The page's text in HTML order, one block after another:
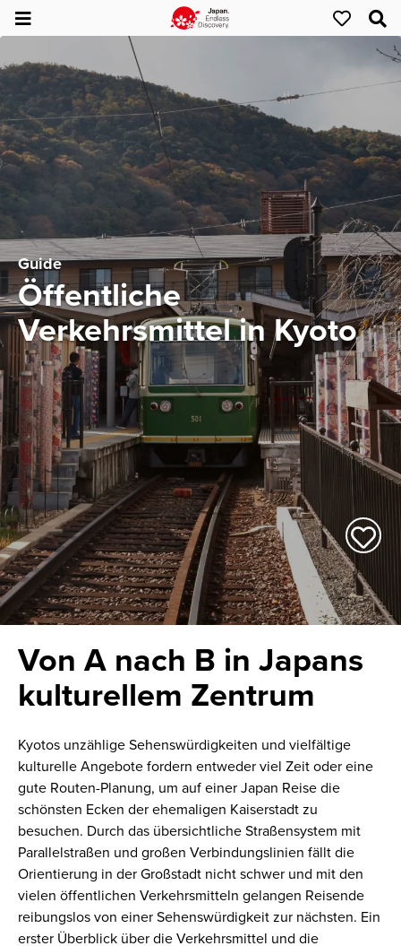
Guide
Öffentliche
Verkehrsmittel in Kyoto
Von A nach B in Japans
kulturellem Zentrum
Kyotos unzählige Sehenswürdigkeiten und vielfältige
kulturelle Angebote fordern entweder viel Zeit oder eine
gute Routen-Planung, um auf einer Japan Reise die
schönsten Ecken der ehemaligen Kaiserstadt zu
besuchen. Durch das übersichtliche Straßensystem mit
Parallelstraßen und großen Verbindungslinien fällt die
Orientierung in der Großstadt nicht schwer und mit den
vielen öffentlichen Verkehrsmitteln gelangen Reisende
reibungslos von einer Sehenswürdigkeit zur nächsten. Ein
erster Überblick über die Verkehrsmittel und die